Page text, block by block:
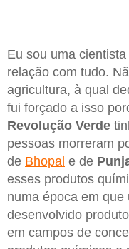
Eu sou uma
relação com tudo.
agricultura, à qual
fui forçado a isso
Revolução Verde
pessoas morreram
de Bhopal e de
esses produtos
numa época em
desenvolvido
em campos de